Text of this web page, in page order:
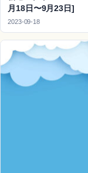
月18日〜9月23日]
2023-09-18